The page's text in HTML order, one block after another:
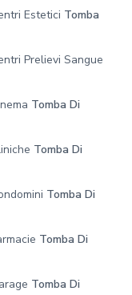
Estetici Tomba
Prelievi Sangue
Tomba Di
Tomba Di
Tomba Di
Tomba Di
Tomba Di